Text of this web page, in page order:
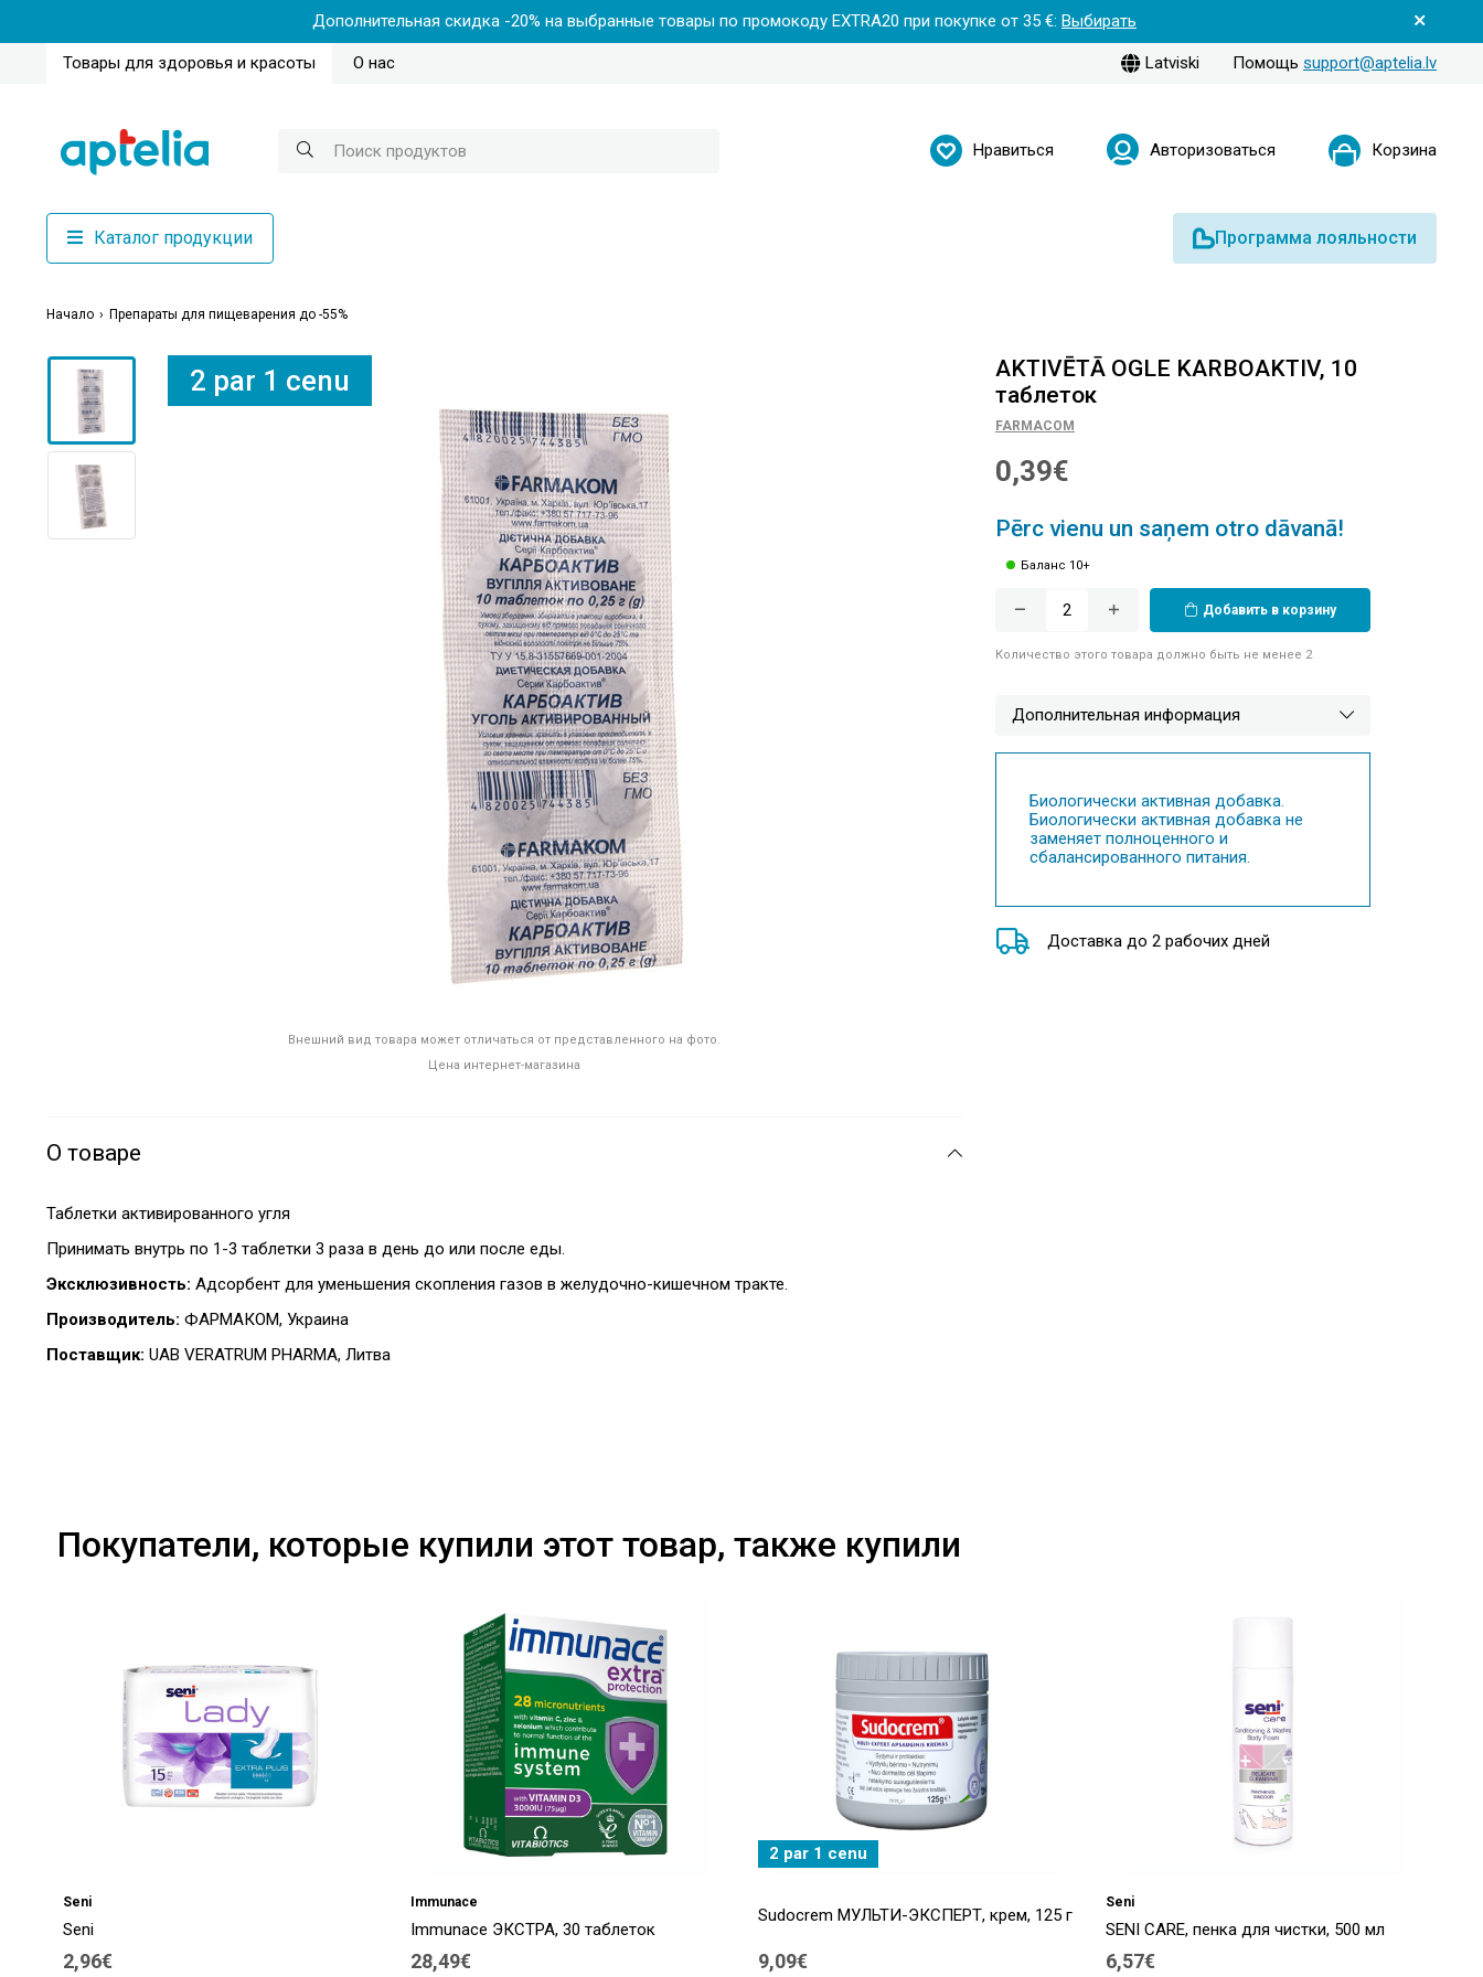
Дополнительная скидка -20% на выбранные товары по промокоду EXTRA20 при покупке от 35 €: Выбирать
Товары для здоровья и красоты О нас Latviski Помощь support@aptelia.lv
Нравиться Авторизоваться Корзина
Каталог продукции Программа лояльности
Начало Препараты для пищеварения до -55%
2 par 1 cenu
Внешний вид товара может отличаться от представленного на фото.
Цена интернет-магазина
О товаре
Таблетки активированного угля
Принимать внутрь по 1-3 таблетки 3 раза в день до или после еды.
Эксклюзивность: Адсорбент для уменьшения скопления газов в желудочно-кишечном тракте.
Производитель: ФАРМАКОМ, Украина
Поставщик: UAB VERATRUM PHARMA, Литва
AKTIVĒTĀ OGLE KARBOAKTIV, 10
таблеток
FARMACOM
0,39€
Pērc vienu un saņem otro dāvanā!
Баланс 10+
Добавить в корзину
Количество этого товара должно быть не менее 2
Дополнительная информация
Биологически активная добавка.
Биологически активная добавка не
заменяет полноценного и
сбалансированного питания.
Доставка до 2 рабочих дней
Покупатели, которые купили этот товар, также купили
Seni
Seni
2,96€
Immunace
Immunace ЭКСТРА, 30 таблеток
28,49€
2 par 1 cenu
Sudocrem МУЛЬТИ-ЭКСПЕРТ, крем, 125 г
9,09€
Seni
SENI CARE, пенка для чистки, 500 мл
6,57€